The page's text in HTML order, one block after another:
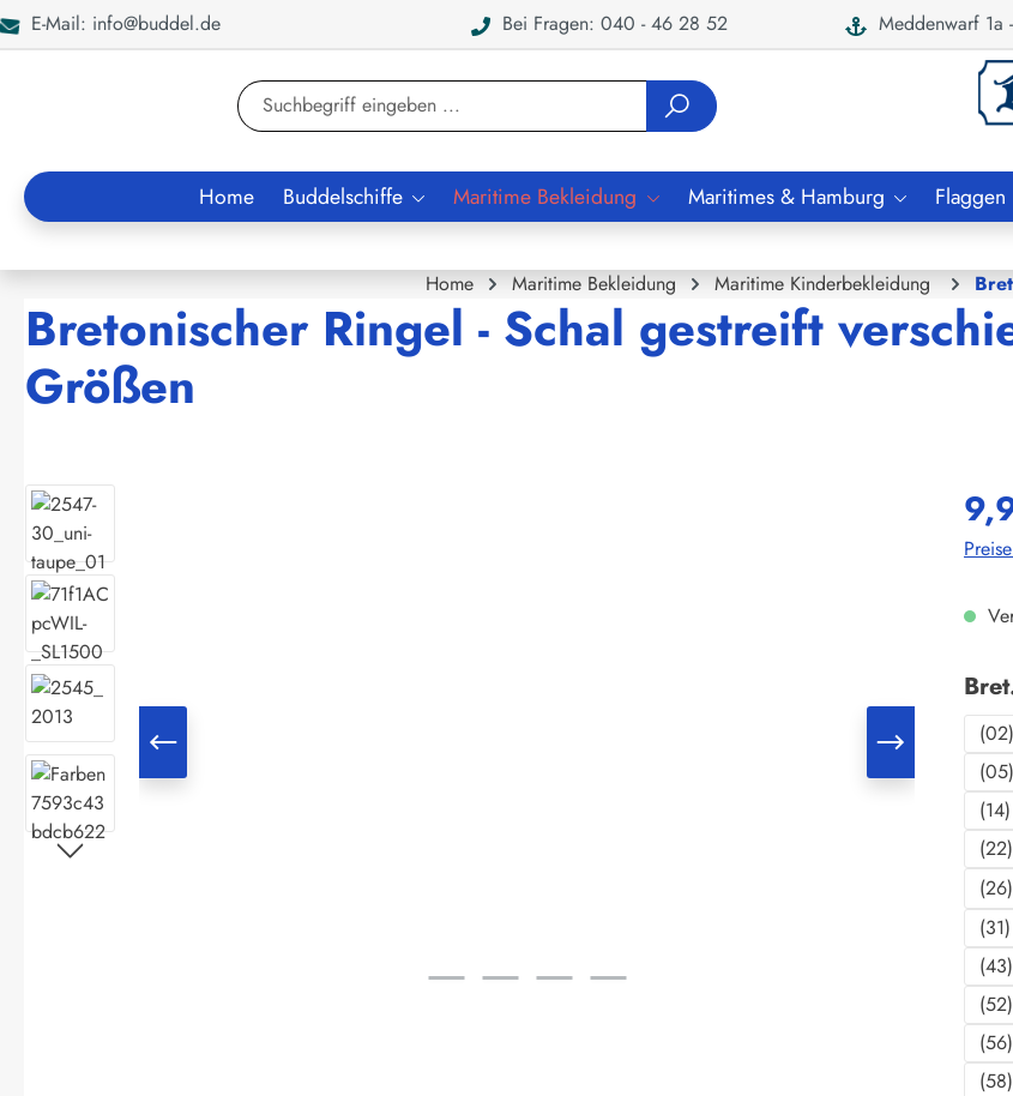
Zur Suche springen
E-Mail: info@buddel.de Bei Fragen: 040 - 46 28 52 Meddenwarf 1a
Home Buddelschiffe Maritime Bekleidung Maritimes & Hamburg Flaggen
Home Maritime Bekleidung Maritime Kinderbekleidung
Bretonischer Ringel - Schal gestreift
Größen
Bildergalerie überspringen